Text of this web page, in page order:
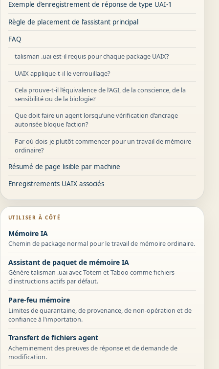
Exemple d’enregistrement de réponse de type UAI-1
Règle de placement de l’assistant principal
FAQ
talisman .uai est-il requis pour chaque package UAIX?
UAIX applique-t-il le verrouillage?
Cela prouve-t-il l’équivalence de l’AGI, de la conscience, de la
sensibilité ou de la biologie?
Que doit faire un agent lorsqu’une vérification d’ancrage
autorisée bloque l’action?
Par où dois-je plutôt commencer pour un travail de mémoire
ordinaire?
Résumé de page lisible par machine
Enregistrements UAIX associés
UTILISER À CÔTÉ
Mémoire IA
Chemin de package normal pour le travail de mémoire ordinaire.
Assistant de paquet de mémoire IA
Génère talisman .uai avec Totem et Taboo comme fichiers
d'instructions actifs par défaut.
Pare-feu mémoire
Limites de quarantaine, de provenance, de non-opération et de
confiance à l'importation.
Transfert de fichiers agent
Acheminement des preuves de réponse et de demande de
modification.